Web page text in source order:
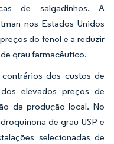
de salgadinhos. A
nos Estados Unidos
do fenol e a reduzir
grau farmacêutico.
dos custos de
elevados preços de
da produção local. No
de grau USP e
selecionadas de